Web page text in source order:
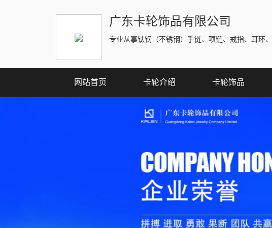
广东卡轮饰品有限公司
专业从事钛钢（不锈钢）手链、项链、戒指、耳环
网站首页 卡轮介绍 卡轮饰品